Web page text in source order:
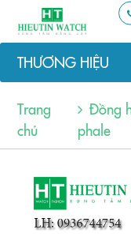
THƯƠNG HIỆU
Trang
chủ
Đồng
phale